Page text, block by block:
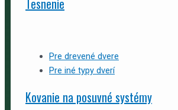
Pre drevené dvere
Pre iné typy dverí
Kovanie na posuvné systémy